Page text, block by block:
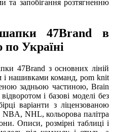
запобігання розтягненню
47Brand в
по Україні
47Brand з основних ліній
нашивками команд, pom knit
задньою частиною, Brain
і базові моделі без
варіанти з ліцензованою
NHL, кольорова палітра
Описи, розмірні таблиці і